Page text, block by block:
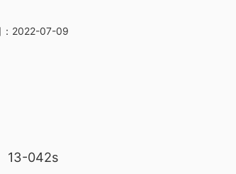
：2022-07-09
13-042s